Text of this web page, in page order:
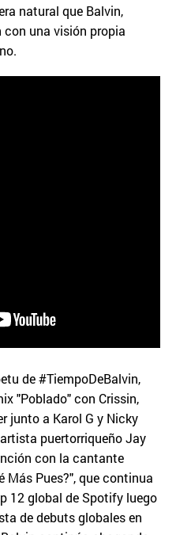
natural que Balvin,
con una visión propia
de #TiempoDeBalvin,
"Poblado" con Crissin,
junto a Karol G y Nicky
puertorriqueño Jay
con la cantante
Más Pues?", que continua
12 global de Spotify luego
de debuts globales en